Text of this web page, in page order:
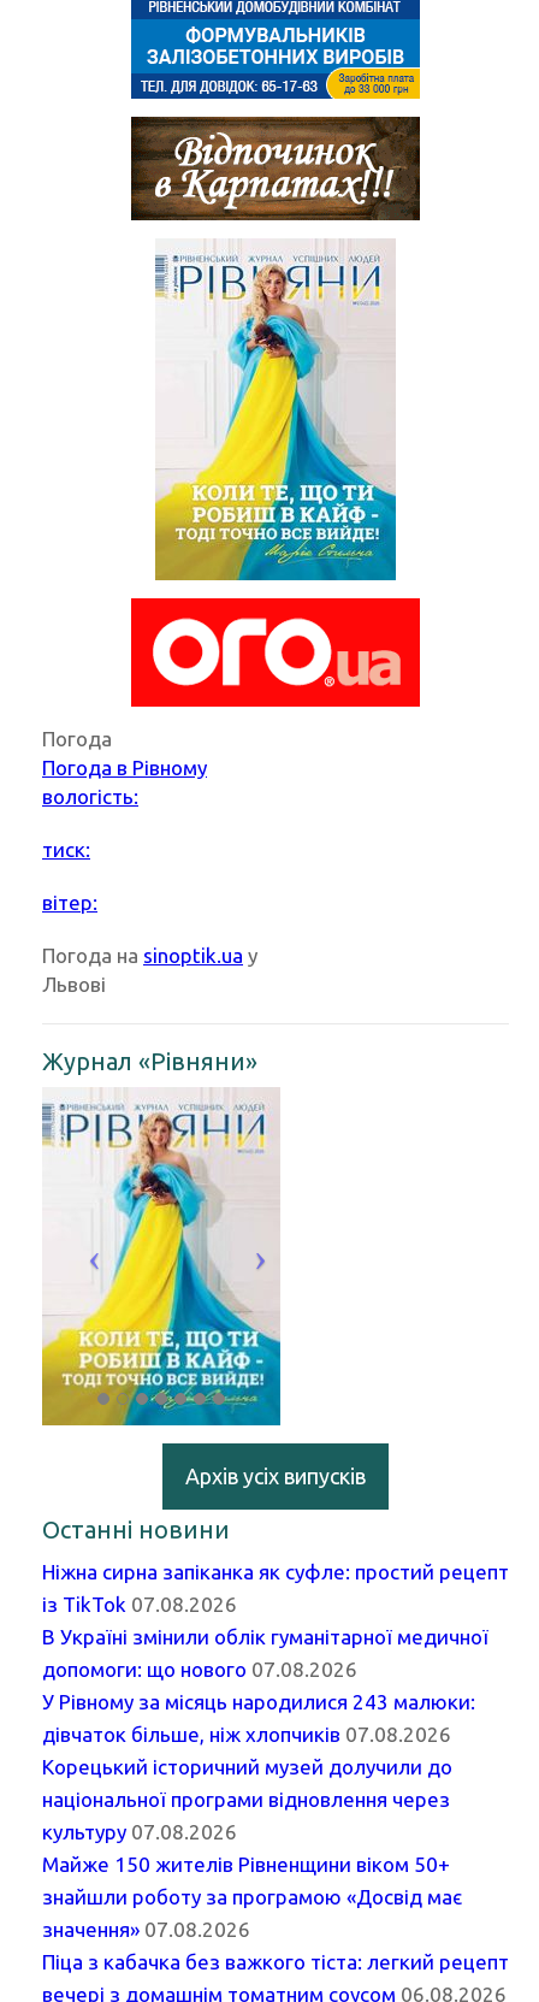
Погода
Погода вРівному
вологість:
тиск:
вітер:
Погода на sinoptik.ua у
Львові
Журнал «Рівняни»
Архів усіх випусків
Останні новини
Ніжна сирна запіканка як суфле: простий рецепт
із TikTok 07.08.2026
В Україні змінили облік гуманітарної медичної
допомоги: що нового 07.08.2026
У Рівному за місяць народилися 243 малюки:
дівчаток більше, ніж хлопчиків 07.08.2026
Корецький історичний музей долучили до
національної програми відновлення через
культуру 07.08.2026
Майже 150 жителів Рівненщини віком 50+
знайшли роботу за програмою «Досвід має
значення»
07.08.2026
Піца з кабачка без важкого тіста: легкий рецепт